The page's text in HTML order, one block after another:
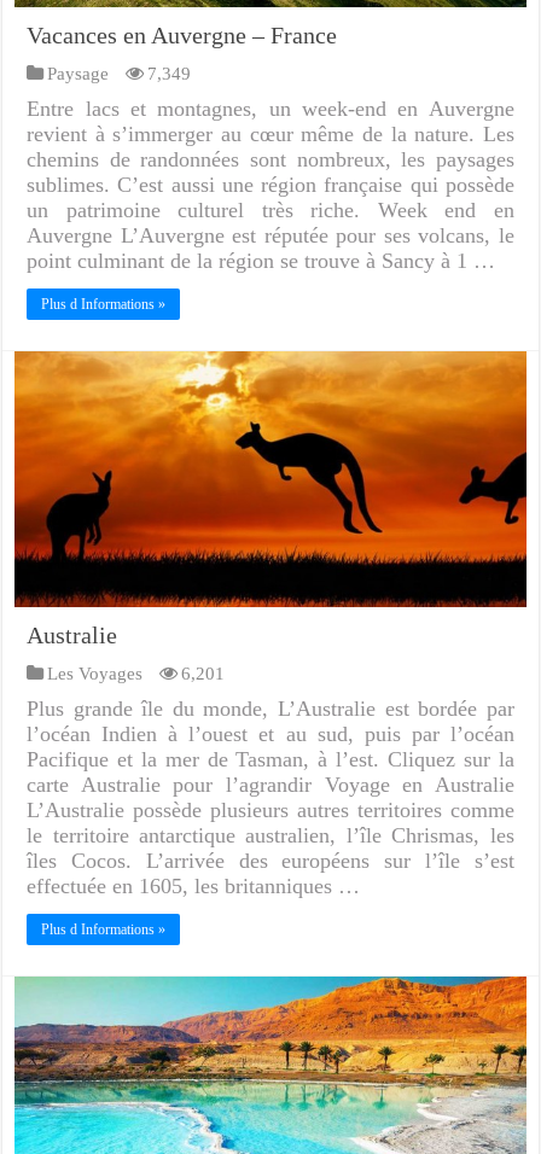
Vacances en Auvergne – France
Paysage 7,349
Entre lacs et montagnes, un week-end en Auvergne
revient à s’immerger au cœur même de la nature. Les
chemins de randonnées sont nombreux, les paysages
sublimes. C’est aussi une région française qui possède
un patrimoine culturel très riche. Week end en
Auvergne L’Auvergne est réputée pour ses volcans, le
point culminant de la région se trouve à Sancy à 1 …
Plus d Informations »
Australie
Les Voyages 6,201
Plus grande île du monde, L’Australie est bordée par
l’océan Indien à l’ouest et au sud, puis par l’océan
Pacifique et la mer de Tasman, à l’est. Cliquez sur la
carte Australie pour l’agrandir Voyage en Australie
L’Australie possède plusieurs autres territoires comme
le territoire antarctique australien, l’île Chrismas, les
îles Cocos. L’arrivée des européens sur l’île s’est
effectuée en 1605, les britanniques …
Plus d Informations »